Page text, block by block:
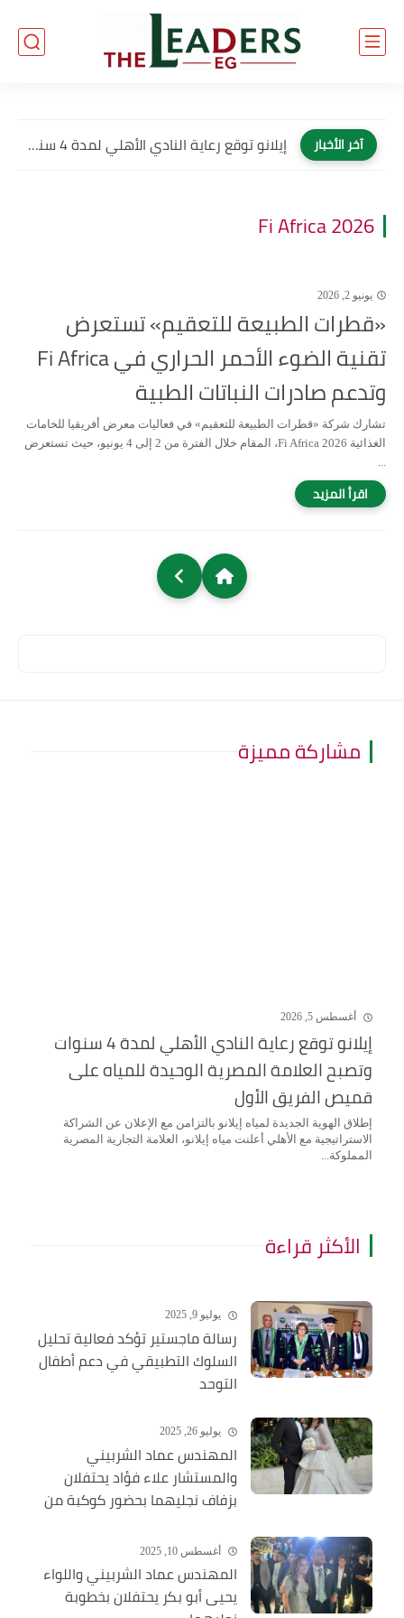
آخر الأخبار إيلانو توقع رعاية النادي الأهلي لمدة 4 سنوات وتصبح العلامة...
Fi Africa 2026
يونيو 2, 2026
«قطرات الطبيعة للتعقيم» تستعرض
تقنية الضوء الأحمر الحراري في Fi Africa
وتدعم صادرات النباتات الطبية
تشارك شركة «قطرات الطبيعة للتعقيم» في فعاليات معرض أفريقيا للخامات
الغذائية Fi Africa 2026، المقام خلال الفترة من 2 إلى 4 يونيو، حيث تستعرض
...
مشاركة مميزة
أغسطس 5, 2026
إيلانو توقع رعاية النادي الأهلي لمدة 4 سنوات
وتصبح العلامة المصرية الوحيدة للمياه على
قميص الفريق الأول
إطلاق الهوية الجديدة لمياه إيلانو بالتزامن مع الإعلان عن الشراكة
الاستراتيجية مع الأهلي أعلنت مياه إيلانو، العلامة التجارية المصرية
المملوكة...
الأكثر قراءة
يوليو 9, 2025
رسالة ماجستير تؤكد فعالية تحليل
السلوك التطبيقي في دعم أطفال
التوحد
يوليو 26, 2025
المهندس عماد الشربيني
والمستشار علاء فؤاد يحتفلان
بزفاف نجليهما بحضور كوكبة من
أغسطس 10, 2025
المهندس عماد الشربيني واللواء
يحيى أبو بكر يحتفلان بخطوبة